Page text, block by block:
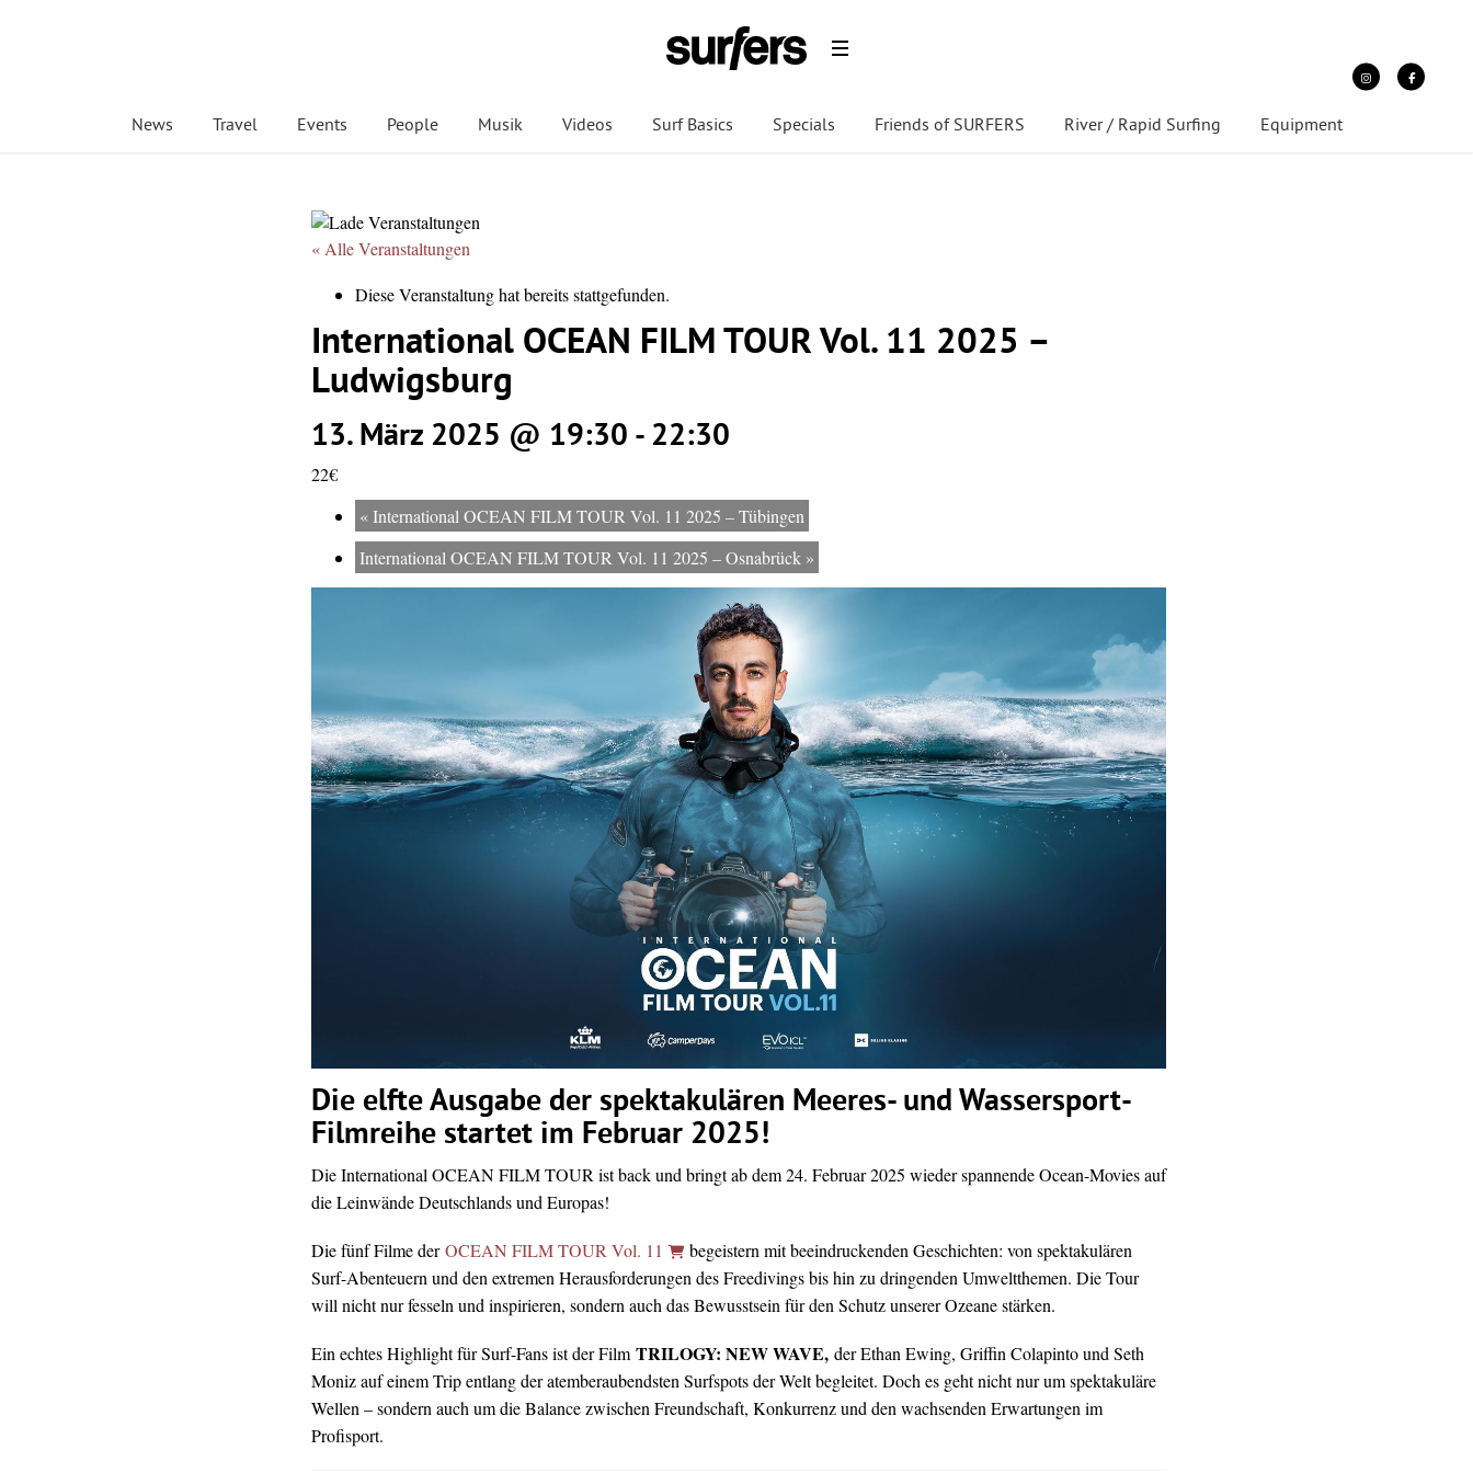
News Travel Events People Musik Videos Surf Basics Specials Friends of SURFERS River / Rapid Surfing Equipment
« Alle Veranstaltungen
Diese Veranstaltung hat bereits stattgefunden.
International OCEAN FILM TOUR Vol. 11 2025 –
Ludwigsburg
13. März 2025 @ 19:30 - 22:30
22€
«International OCEAN FILM TOUR Vol. 11 2025 – Tübingen
International OCEAN FILM TOUR Vol. 11 2025 – Osnabrück »
Die elfte Ausgabe der spektakulären Meeres- und Wassersport-
Filmreihe startet im Februar 2025!
Die International OCEAN FILM TOUR ist back und bringt ab dem 24. Februar 2025 wieder spannende Ocean-Movies auf
die Leinwände Deutschlands und Europas!
Die fünf Filme derOCEAN FILM TOUR Vol. 11
begeistern mit beeindruckenden Geschichten: von spektakulären
Surf-Abenteuern und den extremen Herausforderungen des Freedivings bis hin zu dringenden Umweltthemen. Die Tour
will nicht nur fesseln und inspirieren, sondern auch das Bewusstsein für den Schutz unserer Ozeane stärken.
Ein echtes Highlight für Surf-Fans ist der Film TRILOGY: NEW WAVE, der Ethan Ewing, Griffin Colapinto und Seth
Moniz auf einem Trip entlang der atemberaubendsten Surfspots der Welt begleitet. Doch es geht nicht nur um spektakuläre
Wellen – sondern auch um die Balance zwischen Freundschaft, Konkurrenz und den wachsenden Erwartungen im
Profisport.